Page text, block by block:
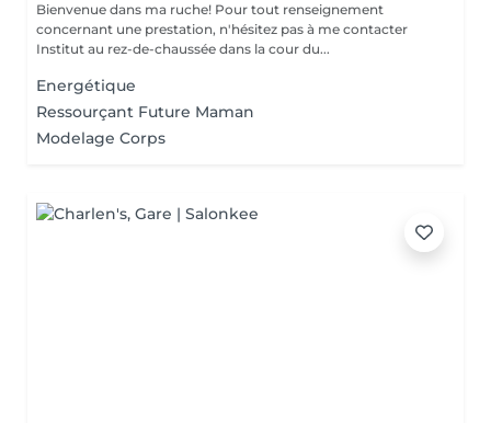
Bienvenue dans ma ruche! Pour tout renseignement
concernant une prestation, n'hésitez pas à me contacter
Institut au rez-de-chaussée dans la cour du...
Energétique
Ressourçant Future Maman
Modelage Corps